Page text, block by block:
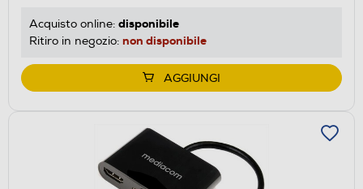
Acquisto online: disponibile
Ritiro in negozio: non disponibile
AGGIUNGI